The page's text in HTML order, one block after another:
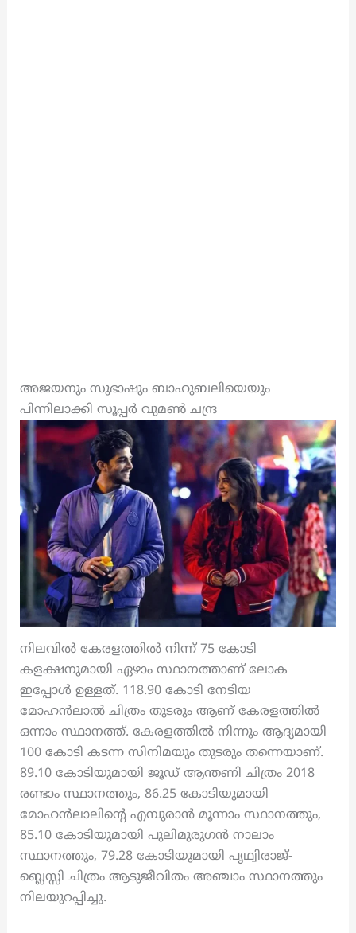
അജയനും സുഭാഷും ബാഹുബലിയെയും
പിന്നിലാക്കി സൂപ്പർ വുമൺ ചന്ദ്ര
നിലവിൽ കേരളത്തിൽ നിന്ന് 75 കോടി
കളക്ഷനുമായി ഏഴാം സ്ഥാനത്താണ് ലോക
ഇപ്പോൾ ഉള്ളത്. 118.90 കോടി നേടിയ
മോഹൻലാൽ ചിത്രം തുടരും ആണ് കേരളത്തിൽ
ഒന്നാം സ്ഥാനത്ത്. കേരളത്തിൽ നിന്നും ആദ്യമായി
100 കോടി കടന്ന സിനിമയും തുടരും തന്നെയാണ്.
89.10 കോടിയുമായി ജൂഡ് ആന്തണി ചിത്രം 2018
രണ്ടാം സ്ഥാനത്തും, 86.25 കോടിയുമായി
മോഹൻലാലിന്റെ എമ്പുരാൻ മൂന്നാം സ്ഥാനത്തും,
85.10 കോടിയുമായി പുലിമുരുഗൻ നാലാം
സ്ഥാനത്തും, 79.28 കോടിയുമായി പൃഥ്വിരാജ്-
ബ്ലെസ്സി ചിത്രം ആടുജീവിതം അഞ്ചാം സ്ഥാനത്തും
നിലയുറപ്പിച്ചു.